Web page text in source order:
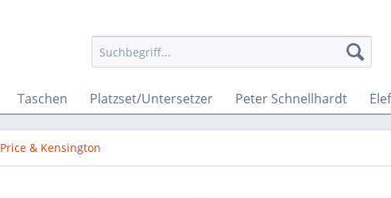
Taschen Platzset/Untersetzer Peter Schnellhardt
Price & Kensington